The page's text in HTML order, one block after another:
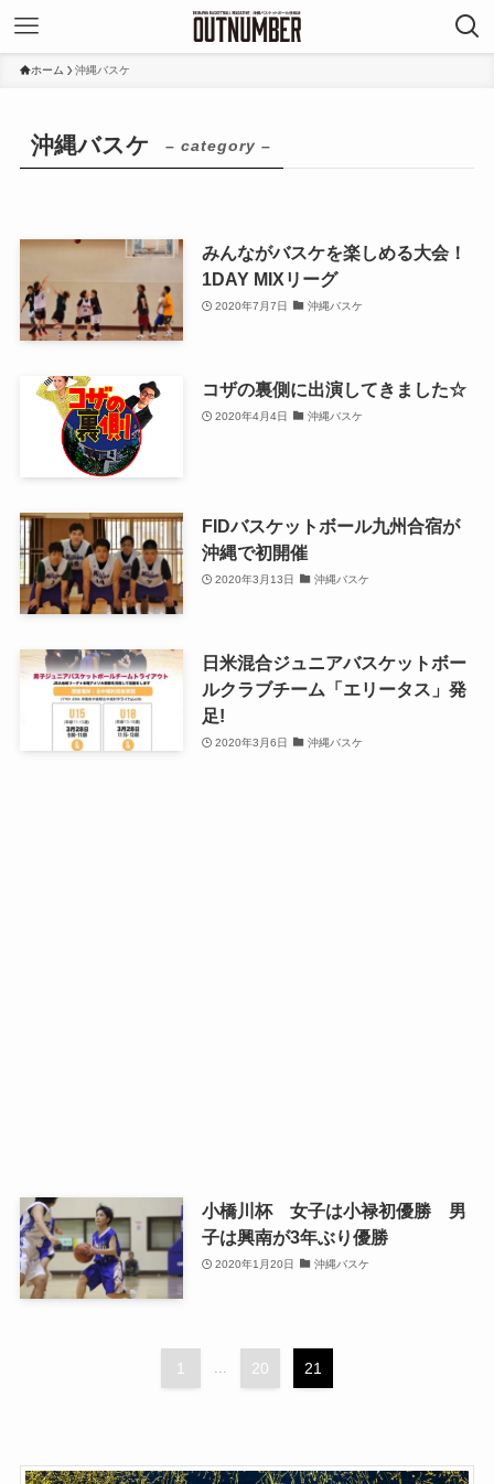
ホーム 沖縄バスケ
沖縄バスケ – category –
みんながバスケを楽しめる大会！
1DAY MIXリーグ
2020年7月7日 沖縄バスケ
コザの裏側に出演してきました☆
2020年4月4日 沖縄バスケ
FIDバスケットボール九州合宿が
沖縄で初開催
2020年3月13日 沖縄バスケ
日米混合ジュニアバスケットボー
ルクラブチーム「エリータス」発
足!
2020年3月6日 沖縄バスケ
小橋川杯 女子は小禄初優勝 男
子は興南が3年ぶり優勝
2020年1月20日 沖縄バスケ
1 20 21